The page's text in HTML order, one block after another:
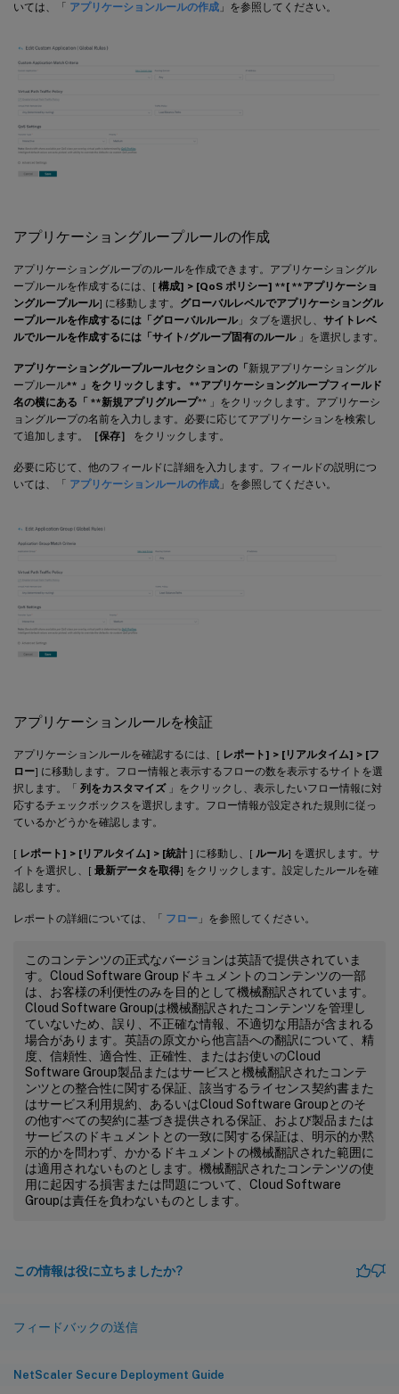
いては、「 アプリケーションルールの作成 」を参照してください。
アプリケーショングループルールの作成
アプリケーショングループのルールを作成できます。アプリケーショングル
ープルールを作成するには、[ 構成] > [QoS ポリシー] **[ **アプリケーショ
ングループルール] に移動します。 グローバルレベルでアプリケーショングル
ープルールを作成するには「グローバルルール」タブを選択し、 サイトレベ
ルでルールを作成するには「サイト/グループ固有のルール」を選択します。
アプリケーショングループルールセクションの「新規アプリケーショングル
ープルール** 」をクリックします。 **アプリケーショングループフィールド
名の横にある「 **新規アプリグループ** 」をクリックします。アプリケーシ
ョングループの名前を入力します。必要に応じてアプリケーションを検索し
て追加します。
［保存］ をクリックします。
必要に応じて、他のフィールドに詳細を入力します。フィールドの説明につ
いては、「 アプリケーションルールの作成 」を参照してください。
アプリケーションルールを検証
アプリケーションルールを確認するには、[ レポート] > [リアルタイム] > [フ
ロー] に移動します。フロー情報と表示するフローの数を表示するサイトを選
択します。「 列をカスタマイズ」をクリックし、表示したいフロー情報に対
応するチェックボックスを選択します。フロー情報が設定された規則に従っ
ているかどうかを確認します。
[ レポート] > [リアルタイム] > [統計 ] に移動し、[ ルール] を選択します。サ
イトを選択し、[ 最新データを取得] をクリックします。設定したルールを確
認します。
レポートの詳細については、「 フロー 」を参照してください。
このコンテンツの正式なバージョンは英語で提供されていま
す。Cloud Software Groupドキュメントのコンテンツの一部
は、お客様の利便性のみを目的として機械翻訳されています。
Cloud Software Groupは機械翻訳されたコンテンツを管理し
ていないため、誤り、不正確な情報、不適切な用語が含まれる
場合があります。英語の原文から他言語への翻訳について、精
度、信頼性、適合性、正確性、またはお使いのCloud
Software Group製品またはサービスと機械翻訳されたコンテ
ンツとの整合性に関する保証、該当するライセンス契約書また
はサービス利用規約、あるいはCloud Software Groupとのそ
の他すべての契約に基づき提供される保証、および製品または
サービスのドキュメントとの一致に関する保証は、明示的か黙
示的かを問わず、かかるドキュメントの機械翻訳された範囲に
は適用されないものとします。機械翻訳されたコンテンツの使
用に起因する損害または問題について、Cloud Software
Groupは責任を負わないものとします。
この情報は役に立ちましたか?
フィードバックの送信
NetScaler Secure Deployment Guide